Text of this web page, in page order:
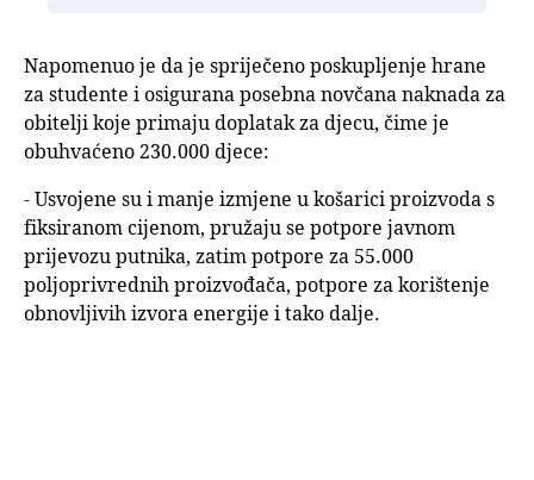
Napomenuo je da je spriječeno poskupljenje hrane
za studente i osigurana posebna novčana naknada za
obitelji koje primaju doplatak za djecu, čime je
obuhvaćeno 230.000 djece:
- Usvojene su i manje izmjene u košarici proizvoda s
fiksiranom cijenom, pružaju se potpore javnom
prijevozu putnika, zatim potpore za 55.000
poljoprivrednih proizvođača, potpore za korištenje
obnovljivih izvora energije i tako dalje.